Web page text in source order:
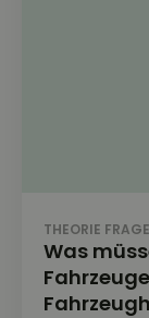
THEORIE
Was